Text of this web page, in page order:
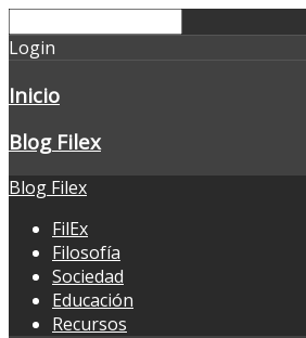
Login
Inicio
Blog Filex
Blog Filex
FilEx
Filosofía
Sociedad
Educación
Recursos